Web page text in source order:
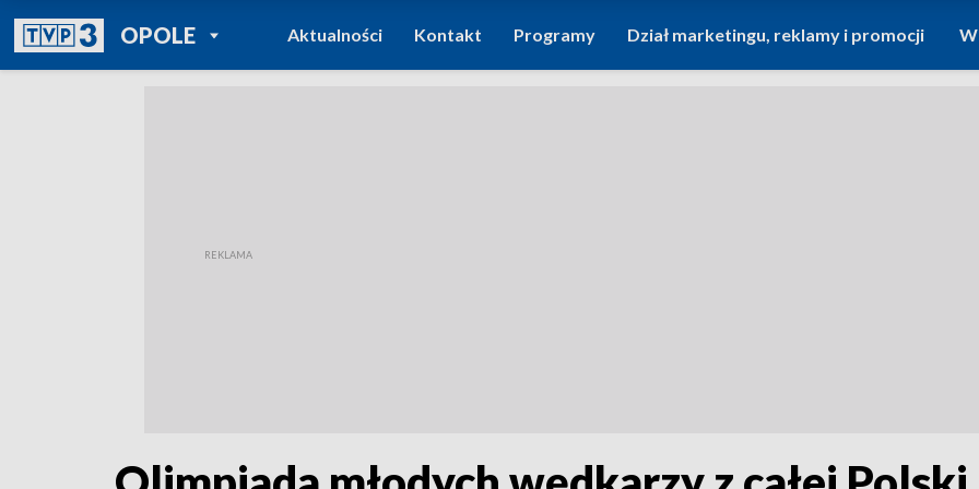
OPOLEPOWRÓT DO
TVP REGIONY
Aktualności Kontakt Programy Dział marketingu, reklamy i promocji